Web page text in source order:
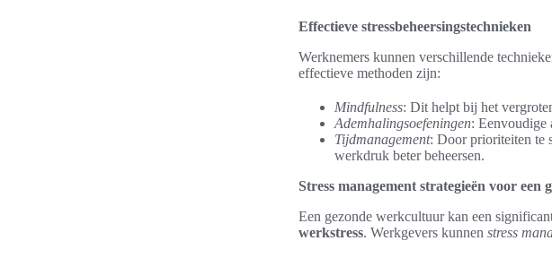
Effectieve stressbeheersingstechnieken
Werknemers kunnen verschillende
effectieve methoden zijn:
Mindfulness: Dit helpt bij het
Ademhalingsoefeningen: Eenvoudige
Tijdmanagement: Door prioriteiten te
werkdruk beter beheersen.
Stress management strategieën voor een
Een gezonde werkcultuur kan een
werkstress. Werkgevers kunnen stress